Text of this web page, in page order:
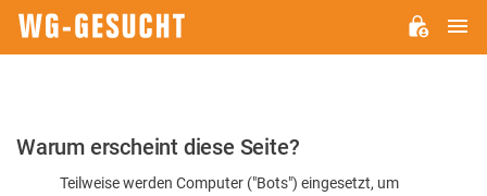
Bitte
Warum erscheint diese Seite?
Teilweise werden Computer ("Bots") eingesetzt, um